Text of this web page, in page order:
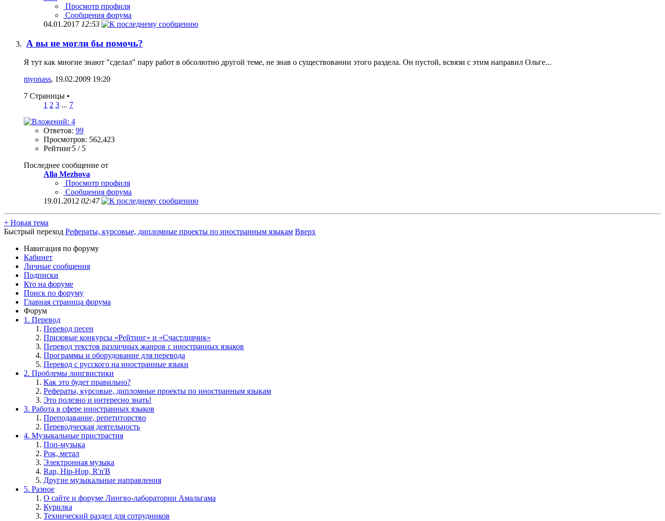
Просмотр профиля
Сообщения форума
04.01.2017 12:53
А вы не могли бы помочь?
Я тут как многие знают "сделал" пару работ в обсолютно другой теме, не знав о существовании этого раздела. Он пустой, всвязи с этим направил Ольге...
myonass, 19.02.2009 19:20
7 Страницы •
1 2 3 ... 7
Ответов: 99
Просмотров: 562,423
Рейтинг5 / 5
Последнее сообщение от
Alla Mezhova
Просмотр профиля
Сообщения форума
19.01.2012 02:47
+ Новая тема
Быстрый переход Рефераты, курсовые, дипломные проекты по иностранным языкам Вверх
Навигация по форуму
Кабинет
Личные сообщения
Подписки
Кто на форуме
Поиск по форуму
Главная страница форума
Форум
1. Перевод
Перевод песен
Призовые конкурсы «Рейтинг» и «Счастливчик»
Перевод текстов различных жанров с иностранных языков
Программы и оборудование для перевода
Перевод с русского на иностранные языки
2. Проблемы лингвистики
Как это будет правильно?
Рефераты, курсовые, дипломные проекты по иностранным языкам
Это полезно и интересно знать!
3. Работа в сфере иностранных языков
Преподавание, репетиторство
Переводческая деятельность
4. Музыкальные пристрастия
Поп-музыка
Рок, метал
Электронная музыка
Rap, Hip-Hop, R'n'B
Другие музыкальные направления
5. Разное
О сайте и форуме Лингво-лаборатории Амальгама
Курилка
Технический раздел для сотрудников